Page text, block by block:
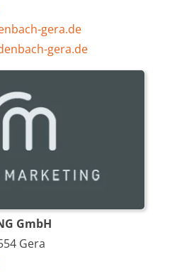
gera.de
gera.de
GmbH
Gera